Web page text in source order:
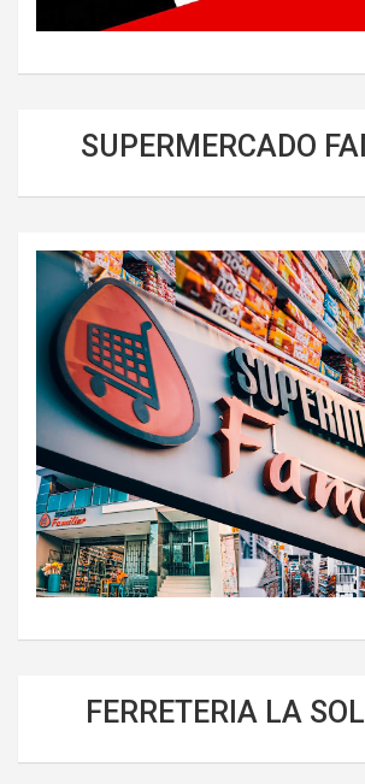
SUPERMERCADO
FERRETERIA LA